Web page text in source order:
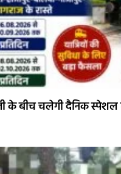
के बीच चलेगी दैनिक स्पेशल